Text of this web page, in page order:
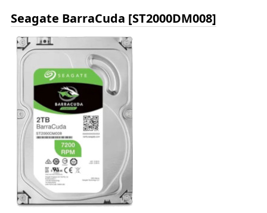
Seagate BarraCuda [ST2000DM008]